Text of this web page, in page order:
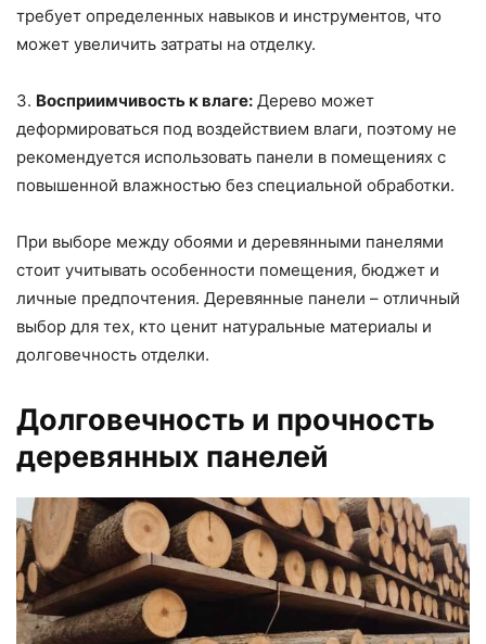
требует определенных навыков и инструментов, что
может увеличить затраты на отделку.
3. Восприимчивость к влаге: Дерево может
деформироваться под воздействием влаги, поэтому не
рекомендуется использовать панели в помещениях с
повышенной влажностью без специальной обработки.
При выборе между обоями и деревянными панелями
стоит учитывать особенности помещения, бюджет и
личные предпочтения. Деревянные панели – отличный
выбор для тех, кто ценит натуральные материалы и
долговечность отделки.
Долговечность и прочность
деревянных панелей